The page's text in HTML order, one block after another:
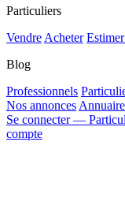
Particuliers
Vendre Acheter
Blog
Professionnels
Nos annonces Annuaire
Se connecter —
compte